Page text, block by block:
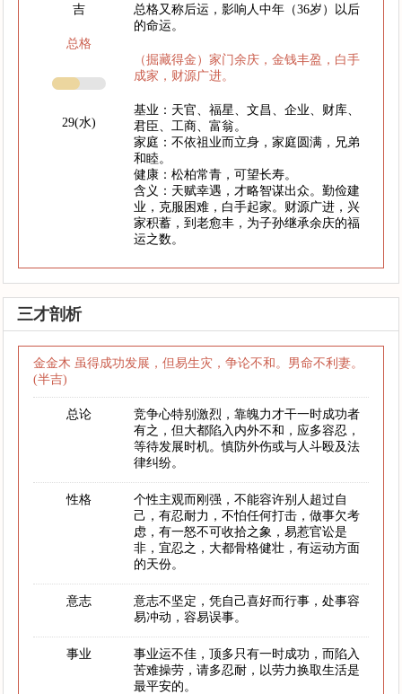
吉
总格
29(水)
总格又称后运，影响人中年（36岁）以后
的命运。
（掘藏得金）家门余庆，金钱丰盈，白手
成家，财源广进。
基业：天官、福星、文昌、企业、财库、
君臣、工商、富翁。
家庭：不依祖业而立身，家庭圆满，兄弟
和睦。
健康：松柏常青，可望长寿。
含义：天赋幸遇，才略智谋出众。勤俭建
业，克服困难，白手起家。财源广进，兴
家积蓄，到老愈丰，为子孙继承余庆的福
运之数。
三才剖析
金金木 虽得成功发展，但易生灾，争论不和。男命不利妻。
(半吉)
总论
竞争心特别激烈，靠魄力才干一时成功者
有之，但大都陷入内外不和，应多容忍，
等待发展时机。慎防外伤或与人斗殴及法
律纠纷。
性格
个性主观而刚强，不能容许别人超过自
己，有忍耐力，不怕任何打击，做事欠考
虑，有一怒不可收拾之象，易惹官讼是
非，宜忍之，大都骨格健壮，有运动方面
的天份。
意志
意志不坚定，凭自己喜好而行事，处事容
易冲动，容易误事。
事业
事业运不佳，顶多只有一时成功，而陷入
苦难操劳，请多忍耐，以劳力换取生活是
最平安的。